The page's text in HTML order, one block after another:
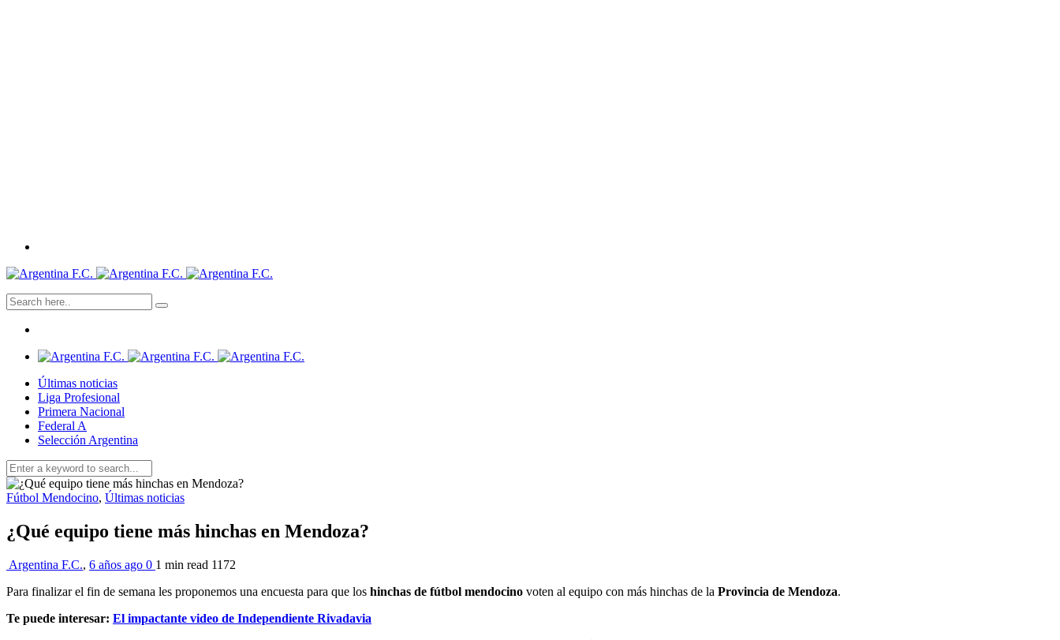
Últimas noticias
Liga Profesional
Primera Nacional
Federal A
Selección Argentina
Fútbol Mendocino, Últimas noticias
¿Qué equipo tiene más hinchas en Mendoza?
Argentina F.C., 6 años ago 0 1 min read 1172
Para finalizar el fin de semana les proponemos una encuesta para que los hinchas de fútbol mendocino voten al equipo con más hinchas de la Provincia de Mendoza.
Te puede interesar: El impactante video de Independiente Rivadavia